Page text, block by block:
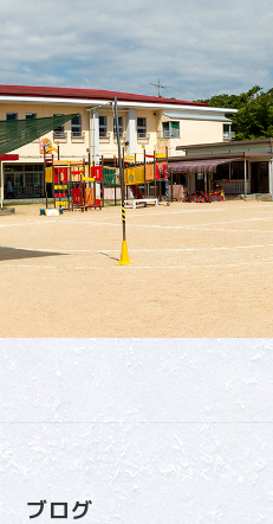
ブログ